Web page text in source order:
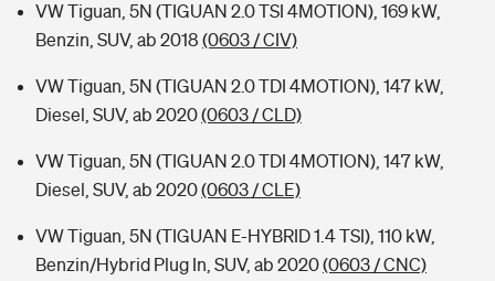
VW Tiguan, 5N (TIGUAN 2.0 TSI 4MOTION), 169 kW,
Benzin, SUV, ab 2018 (0603 / CIV)
VW Tiguan, 5N (TIGUAN 2.0 TDI 4MOTION), 147 kW,
Diesel, SUV, ab 2020(0603 / CLD)
VW Tiguan, 5N (TIGUAN 2.0 TDI 4MOTION), 147 kW,
Diesel, SUV, ab 2020(0603 / CLE)
VW Tiguan, 5N (TIGUAN E-HYBRID 1.4 TSI), 110 kW,
Benzin/Hybrid Plug In, SUV, ab 2020(0603 / CNC)